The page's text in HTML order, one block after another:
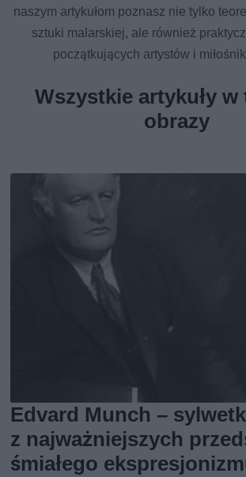
naszym artykułom poznasz nie tylko
sztuki malarskiej, ale również
początkujących artystów i
Wszystkie artykuły w
obrazy
Edvard Munch –
z najważniejszych
śmiałego